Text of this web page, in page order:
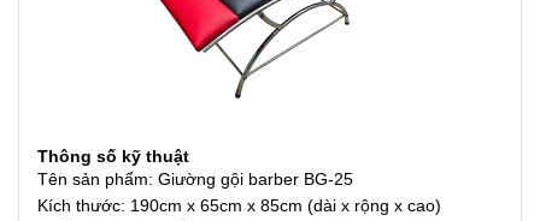
Thông số kỹ thuật
Tên sản phẩm: Giường gội barber BG-25
Kích thước: 190cm x 65cm x 85cm (dài x rộng x cao)